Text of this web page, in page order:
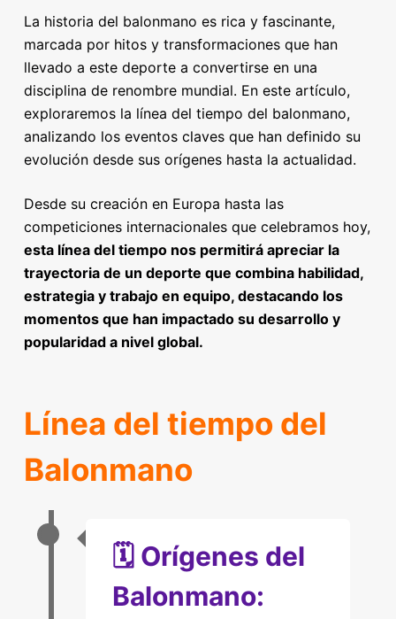
e
n
d
o
La historia del balonmano es rica y fascinante,
marcada por hitos y transformaciones que han
llevado a este deporte a convertirse en una
disciplina de renombre mundial. En este artículo,
exploraremos la línea del tiempo del balonmano,
analizando los eventos claves que han definido su
evolución desde sus orígenes hasta la actualidad.
Desde su creación en Europa hasta las
competiciones internacionales que celebramos hoy,
esta línea del tiempo nos permitirá apreciar la
trayectoria de un deporte que combina habilidad,
estrategia y trabajo en equipo, destacando los
momentos que han impactado su desarrollo y
popularidad a nivel global.
Línea del tiempo del
Balonmano
🗓️ Orígenes del
Balonmano: